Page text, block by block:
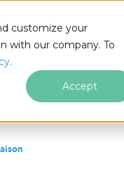
customize your
with our company. To
Accept